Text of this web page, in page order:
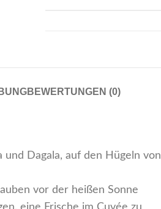
BEWERTUNGEN (0)
Dagala, auf den Hügeln von
vor der heißen Sonne